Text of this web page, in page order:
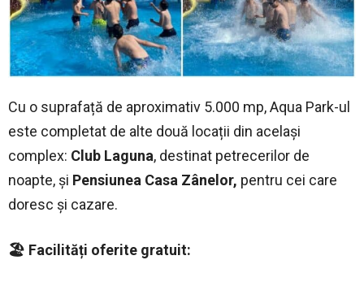
Cu o suprafață de aproximativ 5.000 mp, Aqua Park-ul
este completat de alte două locații din același
complex: Club Laguna, destinat petrecerilor de
noapte, și Pensiunea Casa Zânelor, pentru cei care
doresc și cazare.
🏖️ Facilități oferite gratuit: